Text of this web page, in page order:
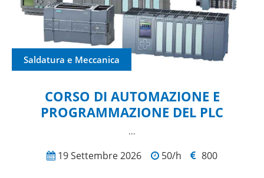
Saldatura e Meccanica
CORSO DI AUTOMAZIONE E
PROGRAMMAZIONE DEL PLC
...
19 Settembre 2026 50/h 800